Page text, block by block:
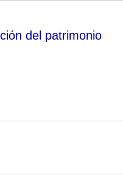
del patrimonio